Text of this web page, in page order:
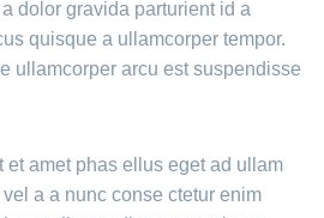
dolor gravida parturient id a
quisque a ullamcorper tempor.
ullamcorper arcu est suspendisse
et amet phas ellus eget ad ullam
a a nunc conse ctetur enim